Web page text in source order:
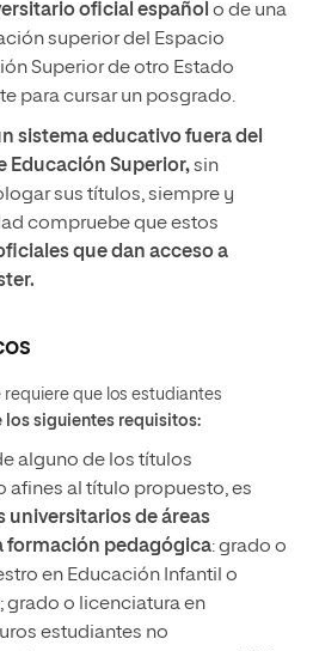
oficial español o de una
superior del Espacio
Superior de otro Estado
para cursar un posgrado.
sistema educativo fuera del
Educación Superior,sin
sus títulos, siempre y
compruebe que estos
que dan acceso a
requiere que los estudiantes
los siguientes requisitos:
alguno de los títulos
al título propuesto, es
universitarios de áreas
formación pedagógica: grado o
en Educación Infantil o
grado o licenciatura en
estudiantes no